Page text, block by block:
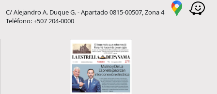
C/ Alejandro A. Duque G. - Apartado 0815-00507, Zona 4
Teléfono: +507 204-0000